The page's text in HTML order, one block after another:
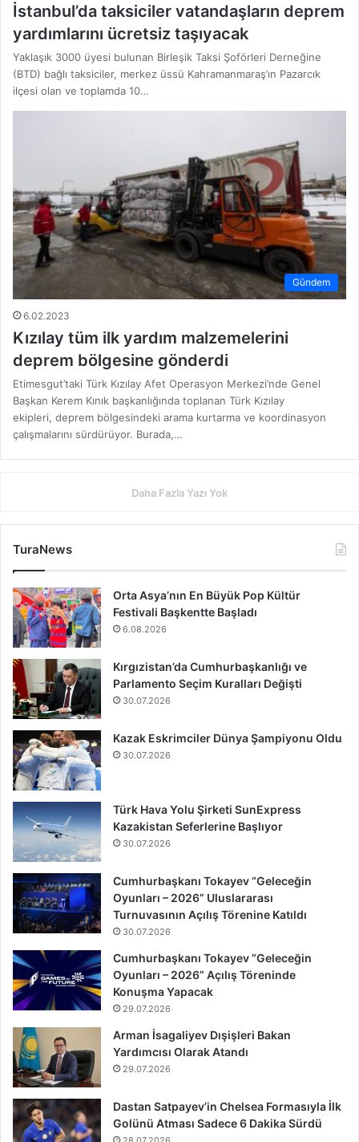
İstanbul’da taksiciler vatandaşların deprem
yardımlarını ücretsiz taşıyacak
Yaklaşık 3000 üyesi bulunan Birleşik Taksi Şoförleri Derneğine
(BTD) bağlı taksiciler, merkez üssü Kahramanmaraş’ın Pazarcık
ilçesi olan ve toplamda 10…
Gündem
6.02.2023
Kızılay tüm ilk yardım malzemelerini
deprem bölgesine gönderdi
Etimesgut’taki Türk Kızılay Afet Operasyon Merkezi’nde Genel
Başkan Kerem Kınık başkanlığında toplanan Türk Kızılay
ekipleri, deprem bölgesindeki arama kurtarma ve koordinasyon
çalışmalarını sürdürüyor. Burada,…
Daha Fazla Yazı Yok
TuraNews
Orta Asya’nın En Büyük Pop Kültür
Festivali Başkentte Başladı
6.08.2026
Kırgızistan’da Cumhurbaşkanlığı ve
Parlamento Seçim Kuralları Değişti
30.07.2026
Kazak Eskrimciler Dünya Şampiyonu Oldu
30.07.2026
Türk Hava Yolu Şirketi SunExpress
Kazakistan Seferlerine Başlıyor
30.07.2026
Cumhurbaşkanı Tokayev “Geleceğin
Oyunları – 2026” Uluslararası
Turnuvasının Açılış Törenine Katıldı
30.07.2026
Cumhurbaşkanı Tokayev “Geleceğin
Oyunları – 2026” Açılış Töreninde
Konuşma Yapacak
29.07.2026
Arman İsagaliyev Dışişleri Bakan
Yardımcısı Olarak Atandı
29.07.2026
Dastan Satpayev’in Chelsea Formasıyla İlk
Golünü Atması Sadece 6 Dakika Sürdü